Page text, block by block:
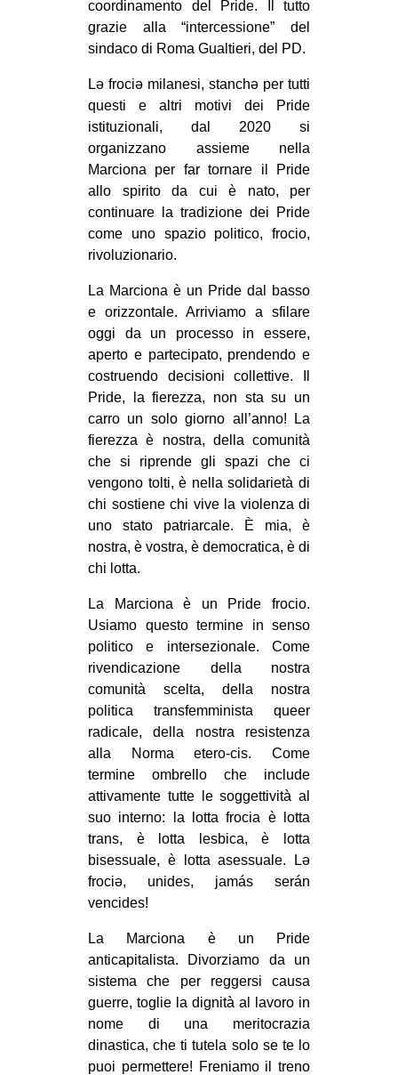
coordinamento del Pride. Il tutto
grazie alla “intercessione” del
sindaco di Roma Gualtieri, del PD.
Lə frociə milanesi, stanchə per tutti
questi e altri motivi dei Pride
istituzionali, dal 2020 si
organizzano assieme nella
Marciona per far tornare il Pride
allo spirito da cui è nato, per
continuare la tradizione dei Pride
come uno spazio politico, frocio,
rivoluzionario.
La Marciona è un Pride dal basso
e orizzontale. Arriviamo a sfilare
oggi da un processo in essere,
aperto e partecipato, prendendo e
costruendo decisioni collettive. Il
Pride, la fierezza, non sta su un
carro un solo giorno all’anno! La
fierezza è nostra, della comunità
che si riprende gli spazi che ci
vengono tolti, è nella solidarietà di
chi sostiene chi vive la violenza di
uno stato patriarcale. È mia, è
nostra, è vostra, è democratica, è di
chi lotta.
La Marciona è un Pride frocio.
Usiamo questo termine in senso
politico e intersezionale. Come
rivendicazione della nostra
comunità scelta, della nostra
politica transfemminista queer
radicale, della nostra resistenza
alla Norma etero-cis. Come
termine ombrello che include
attivamente tutte le soggettività al
suo interno: la lotta frocia è lotta
trans, è lotta lesbica, è lotta
bisessuale, è lotta asessuale. Lə
frociə, unides, jamás serán
vencides!
La Marciona è un Pride
anticapitalista. Divorziamo da un
sistema che per reggersi causa
guerre, toglie la dignità al lavoro in
nome di una meritocrazia
dinastica, che ti tutela solo se te lo
puoi permettere! Freniamo il treno